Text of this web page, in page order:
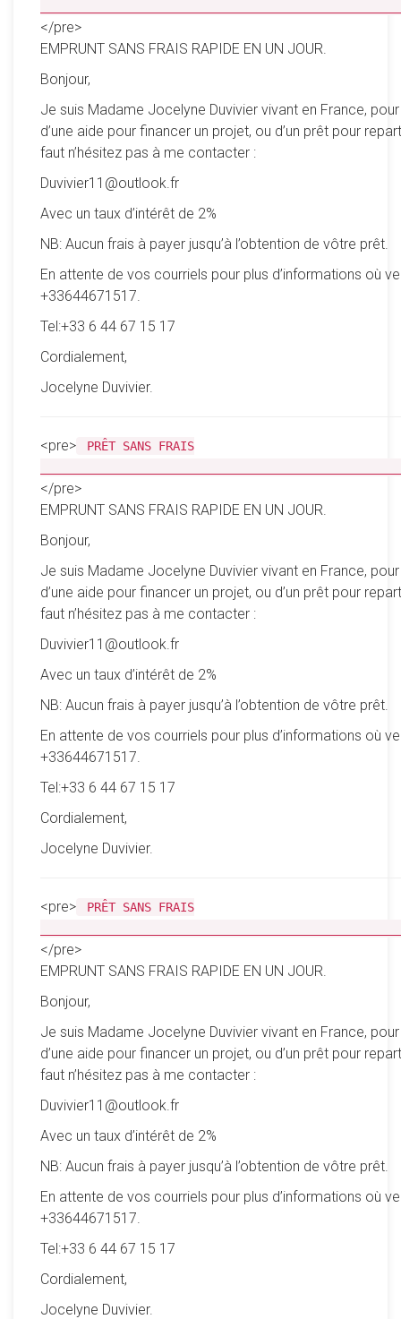
</pre>
EMPRUNT SANS FRAIS RAPIDE EN UN JOUR.
Bonjour,
Je suis Madame Jocelyne Duvivier vivant en France,
d’une aide pour financer un projet, ou d’un prêt pour
faut n’hésitez pas à me contacter :
Duvivier11@outlook.fr
Avec un taux d’intérêt de 2%
NB: Aucun frais à payer jusqu’à l’obtention de vôtre prêt.
En attente de vos courriels pour plus d’informations où
+33644671517.
Tel:+33 6 44 67 15 17
Cordialement,
Jocelyne Duvivier.
<pre>
PRÊT SANS FRAIS
</pre>
EMPRUNT SANS FRAIS RAPIDE EN UN JOUR.
Bonjour,
Je suis Madame Jocelyne Duvivier vivant en France,
d’une aide pour financer un projet, ou d’un prêt pour
faut n’hésitez pas à me contacter :
Duvivier11@outlook.fr
Avec un taux d’intérêt de 2%
NB: Aucun frais à payer jusqu’à l’obtention de vôtre prêt.
En attente de vos courriels pour plus d’informations où
+33644671517.
Tel:+33 6 44 67 15 17
Cordialement,
Jocelyne Duvivier.
<pre>
PRÊT SANS FRAIS
</pre>
EMPRUNT SANS FRAIS RAPIDE EN UN JOUR.
Bonjour,
Je suis Madame Jocelyne Duvivier vivant en France,
d’une aide pour financer un projet, ou d’un prêt pour
faut n’hésitez pas à me contacter :
Duvivier11@outlook.fr
Avec un taux d’intérêt de 2%
NB: Aucun frais à payer jusqu’à l’obtention de vôtre prêt.
En attente de vos courriels pour plus d’informations où
+33644671517.
Tel:+33 6 44 67 15 17
Cordialement,
Jocelyne Duvivier.